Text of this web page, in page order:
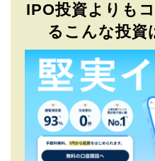
IPO投資よりも
るこんな投資